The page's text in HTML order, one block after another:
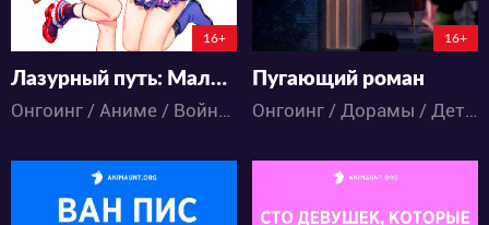
2:7:36:31
16+
Лазурный путь: Малый вперёд! 2
Онгоинг / Аниме / Война / Комедия / Фантастика
1:7:51:31
16+
Пугающий роман
Онгоинг / Дорамы / Детектив / Комедия / Романтика / Ужасы / Фэнтези